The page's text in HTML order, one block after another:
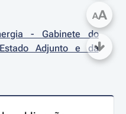
- Gabinete do
Adjunto e da
AA